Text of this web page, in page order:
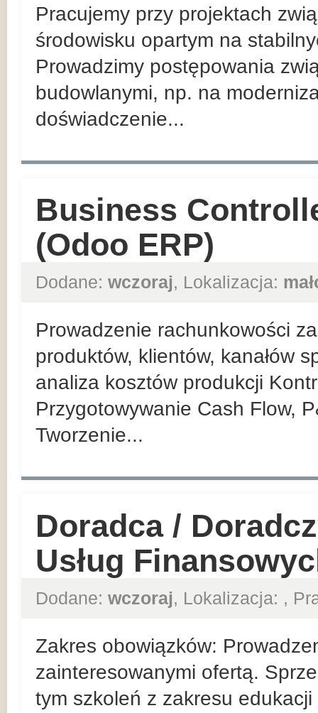
Pracujemy przy projektach
środowisku opartym na
Prowadzimy postępowania
budowlanymi, np. na
doświadczenie...
Business
(Odoo ERP)
Dodane: wczoraj, Lokalizacja:
Prowadzenie rachunkowości
produktów, klientów, kanałów
analiza kosztów produkcji
Przygotowywanie Cash Flow,
Tworzenie...
Doradca /
Usług
Dodane: wczoraj, Lokalizacja: ,
Zakres obowiązków:
zainteresowanymi ofertą.
tym szkoleń z zakresu